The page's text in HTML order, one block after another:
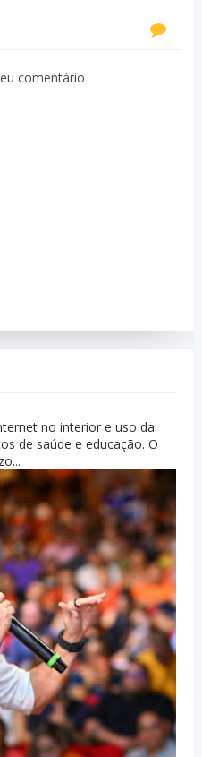
comentário
no interior e uso da
de saúde e educação. O